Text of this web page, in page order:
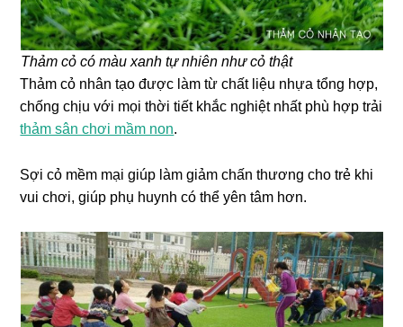
Thảm cỏ có màu xanh tự nhiên như cỏ thật
Thảm cỏ nhân tạo được làm từ chất liệu nhựa tổng hợp,
chống chịu với mọi thời tiết khắc nghiệt nhất phù hợp trải
thảm sân chơi mầm non.
Sợi cỏ mềm mại giúp làm giảm chấn thương cho trẻ khi
vui chơi, giúp phụ huynh có thể yên tâm hơn.